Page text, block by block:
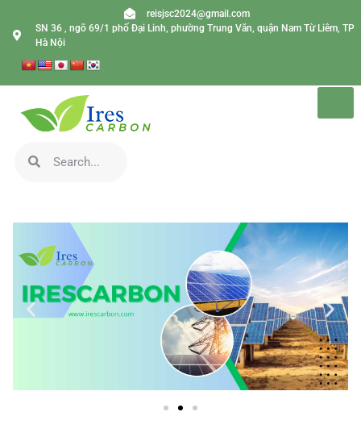
reisjsc2024@gmail.com
SN 36 , ngõ 69/1 phố Đại Linh, phường Trung Văn, quận Nam Từ Liêm, TP
Hà Nội